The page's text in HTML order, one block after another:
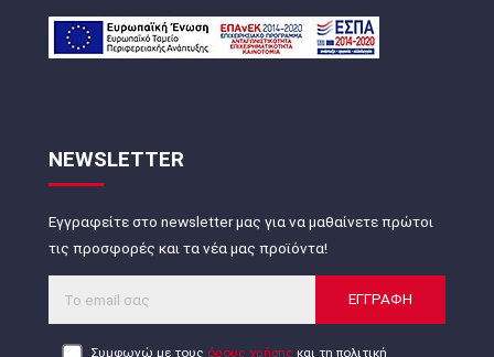
NEWSLETTER
Εγγραφείτε στο newsletter μας για να μαθαίνετε πρώτοι
τις προσφορές και τα νέα μας προϊόντα!
ΕΓΓΡΑΦΗ
Συμφωνώ με τους όρους χρήσης και τη πολιτική